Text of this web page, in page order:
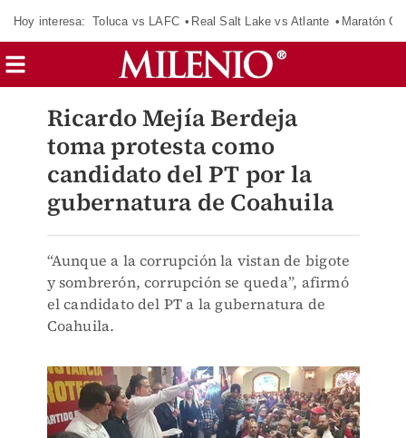
Hoy interesa: Toluca vs LAFC Real Salt Lake vs Atlante Maratón
Ricardo Mejía Berdeja
toma protesta como
candidato del PT por la
gubernatura de Coahuila
“Aunque a la corrupción la vistan de bigote
y sombrerón, corrupción se queda”, afirmó
el candidato del PT a la gubernatura de
Coahuila.